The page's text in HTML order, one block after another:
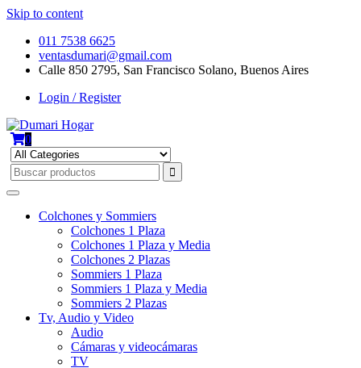
Skip to content
011 7538 6625
ventasdumari@gmail.com
Calle 850 2795, San Francisco Solano, Buenos Aires
Login / Register
0
Colchones y Sommiers
Colchones 1 Plaza
Colchones 1 Plaza y Media
Colchones 2 Plazas
Sommiers 1 Plaza
Sommiers 1 Plaza y Media
Sommiers 2 Plazas
Tv, Audio y Video
Audio
Cámaras y videocámaras
TV